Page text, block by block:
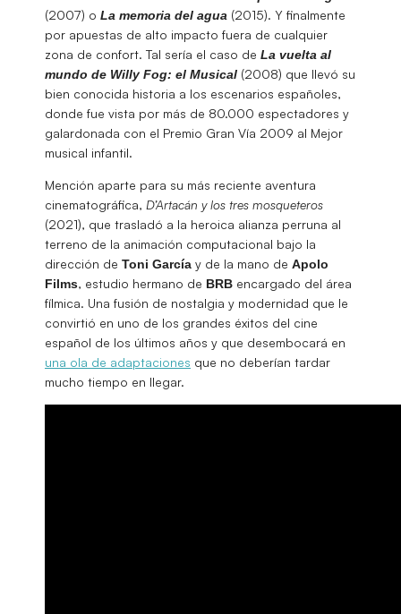
(2007) o La memoria del agua (2015). Y finalmente
por apuestas de alto impacto fuera de cualquier
zona de confort. Tal sería el caso de La vuelta al
mundo de Willy Fog: el Musical (2008) que llevó su
bien conocida historia a los escenarios españoles,
donde fue vista por más de 80.000 espectadores y
galardonada con el Premio Gran Vía 2009 al Mejor
musical infantil.
Mención aparte para su más reciente aventura
cinematográfica, D’Artacán y los tres mosqueteros
(2021), que trasladó a la heroica alianza perruna al
terreno de la animación computacional bajo la
dirección de Toni García y de la mano de Apolo
Films, estudio hermano de BRB encargado del área
fílmica. Una fusión de nostalgia y modernidad que le
convirtió en uno de los grandes éxitos del cine
español de los últimos años y que desembocará en
una ola de adaptaciones que no deberían tardar
mucho tiempo en llegar.